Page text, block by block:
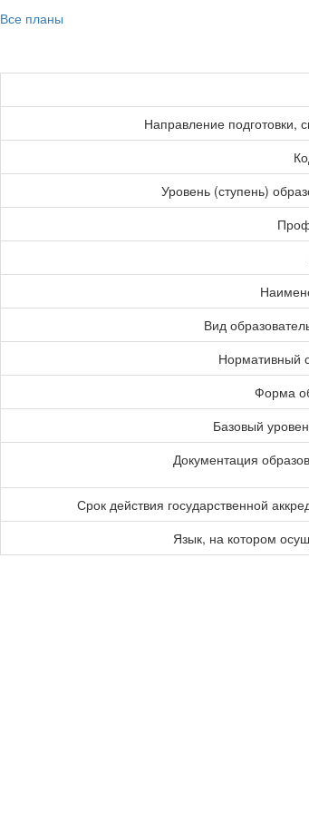
Все планы
Направление подготовки,
Уровень (ступень)
Вид
Нормативный
Форма
Базовый
Документация
Срок действия государственной
Язык, на котором